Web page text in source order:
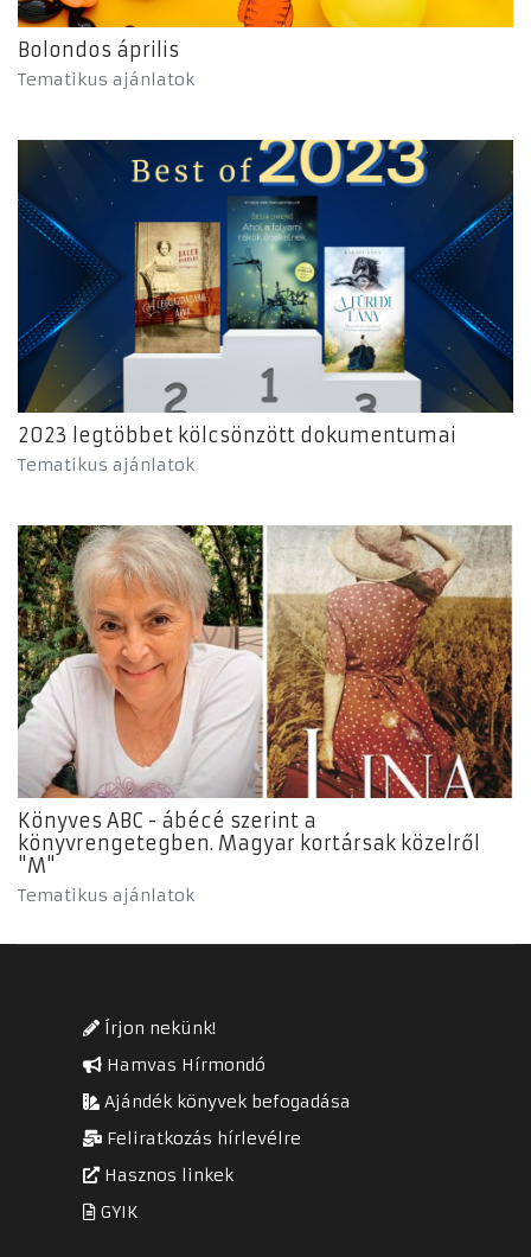
Bolondos április
Tematikus ajánlatok
2023 legtöbbet kölcsönzött dokumentumai
Tematikus ajánlatok
Könyves ABC - ábécé szerint a
könyvrengetegben. Magyar kortársak közelről
"M"
Tematikus ajánlatok
Írjon nekünk!
Hamvas Hírmondó
Ajándék könyvek befogadása
Feliratkozás hírlevélre
Hasznos linkek
GYIK